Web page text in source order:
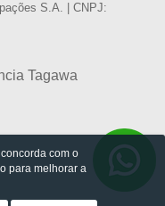
S.A. | CNPJ:
Tagawa
com o
para melhorar a